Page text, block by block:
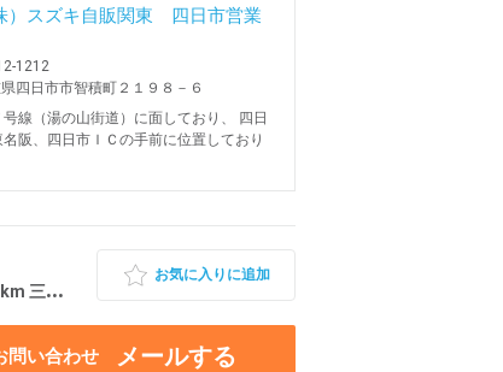
）スズキ自販関東 四日市営業
1212
四日市市智積町２１９８－６
線（湯の山街道）に面しており、 四日
阪、四日市ＩＣの手前に位置しており
伊賀市
お気に入りに追加
問い合わせ メールする